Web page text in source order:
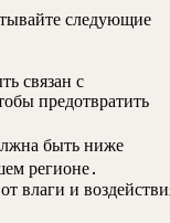
следующие
связан с
предотвратить
быть ниже
регионе․
влаги и